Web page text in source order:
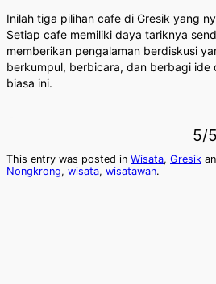
Inilah tiga pilihan cafe di Gresik yang
Setiap cafe memiliki daya tariknya
memberikan pengalaman berdiskusi
berkumpul, berbicara, dan berbagi
biasa ini.
5/
This entry was posted in Wisata, Gresik
Nongkrong, wisata, wisatawan.